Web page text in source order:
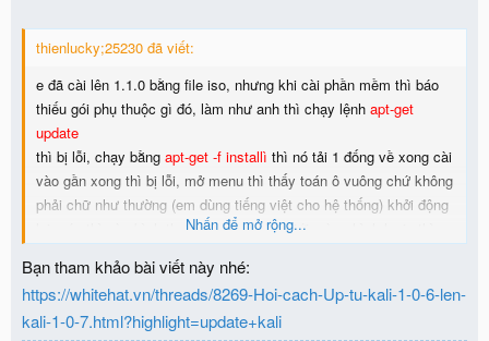
thienlucky;25230 đã viết:
e đã cài lên 1.1.0 bằng file iso, nhưng khi cài phần mềm thì báo
thiếu gói phụ thuộc gì đó, làm như anh thì chạy lệnh apt-get
update
thì bị lỗi, chạy bằng apt-get -f installì thì nó tải 1 đống về xong cài
vào gần xong thì bị lỗi, mở menu thì thấy toán ô vuông chứ không
phải chữ như thường (em dùng tiếng việt cho hệ thống) khởi động
lại máy thì vào bình thường nhưng chưa tới màng hình login thì
không cho nhập gì vào cứ nháy
Nhấn để mở rộng...
Bạn tham khảo bài viết này nhé:
https://whitehat.vn/threads/8269-Hoi-cach-Up-tu-kali-1-0-6-len-
kali-1-0-7.html?highlight=update+kali